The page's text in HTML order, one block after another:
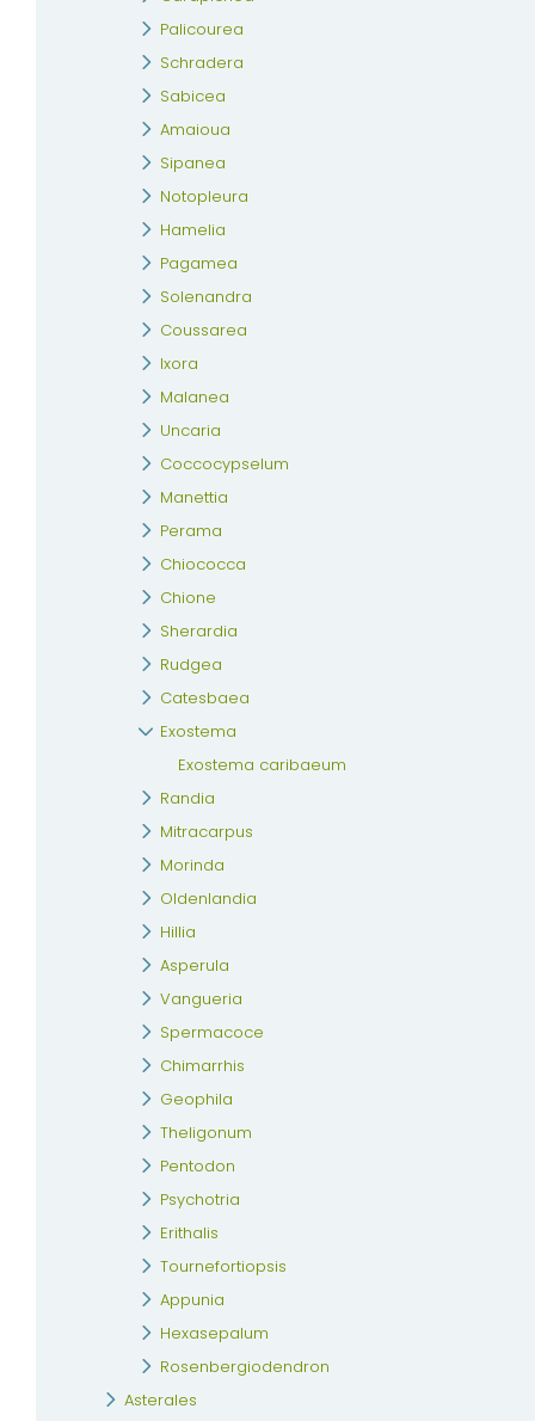
Palicourea
Schradera
Sabicea
Amaioua
Sipanea
Notopleura
Hamelia
Pagamea
Solenandra
Coussarea
Ixora
Malanea
Uncaria
Coccocypselum
Manettia
Perama
Chiococca
Chione
Sherardia
Rudgea
Catesbaea
Exostema
Exostema caribaeum
Randia
Mitracarpus
Morinda
Oldenlandia
Hillia
Asperula
Vangueria
Spermacoce
Chimarrhis
Geophila
Theligonum
Pentodon
Psychotria
Erithalis
Tournefortiopsis
Appunia
Hexasepalum
Rosenbergiodendron
Asterales